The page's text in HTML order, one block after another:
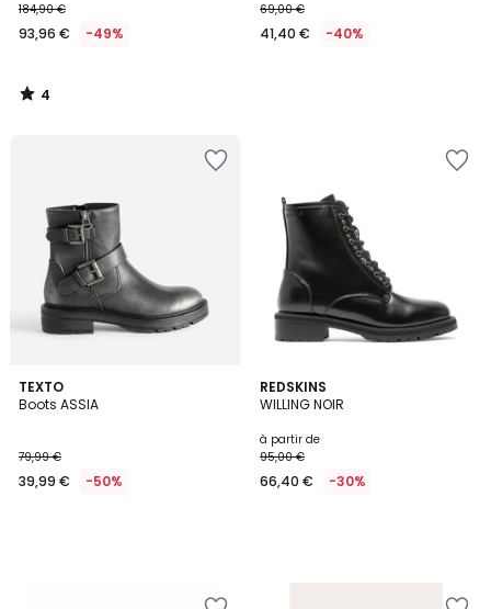
184,90 €
93,96 € -49%
4
/
69,00 €
41,40 € -40%
TEXTO
Boots ASSIA
79,99 €
39,99 € -50%
REDSKINS
WILLING NOIR
à partir de
95,00 €
66,40 € -30%